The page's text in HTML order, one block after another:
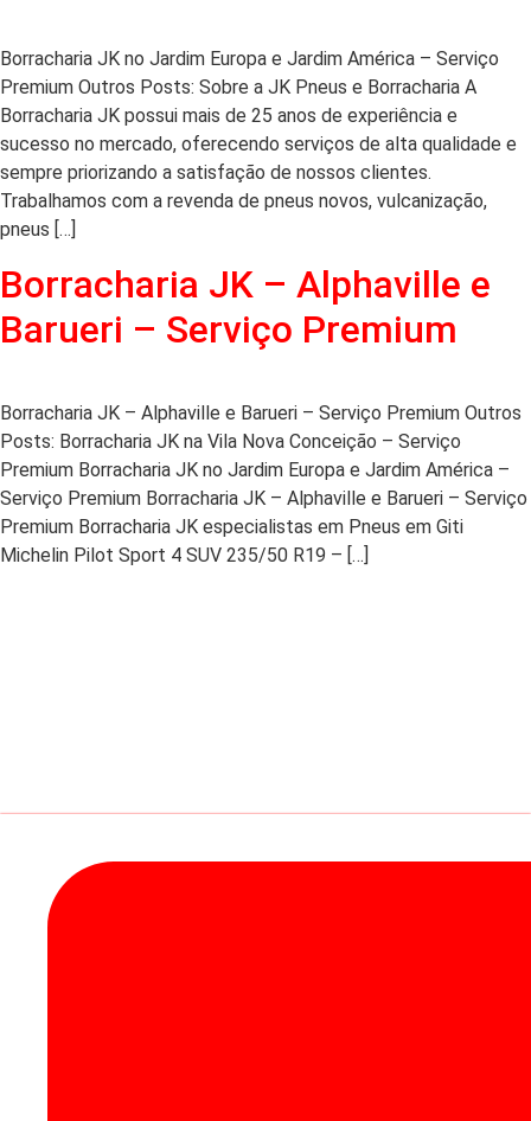
Borracharia JK no Jardim Europa e Jardim América – Serviço
Premium Outros Posts: Sobre a JK Pneus e Borracharia A
Borracharia JK possui mais de 25 anos de experiência e
sucesso no mercado, oferecendo serviços de alta qualidade e
sempre priorizando a satisfação de nossos clientes.
Trabalhamos com a revenda de pneus novos, vulcanização,
pneus […]
Borracharia JK – Alphaville e
Barueri – Serviço Premium
Borracharia JK – Alphaville e Barueri – Serviço Premium Outros
Posts: Borracharia JK na Vila Nova Conceição – Serviço
Premium Borracharia JK no Jardim Europa e Jardim América –
Serviço Premium Borracharia JK – Alphaville e Barueri – Serviço
Premium Borracharia JK especialistas em Pneus em Giti
Michelin Pilot Sport 4 SUV 235/50 R19 – […]